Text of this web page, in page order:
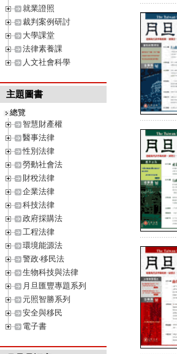
就業證照
裁判案例研討
大學課堂
法律素養課
人文社會科學
主題圖書
總覽
智慧財產權
醫事法律
性別法律
勞動社會法
財稅法律
企業法律
科技法律
政府採購法
工程法律
環境能源法
警政‧移民法
生物科技與法律
月旦匯豐專題系列
元照智勝系列
安全與移民
電子書